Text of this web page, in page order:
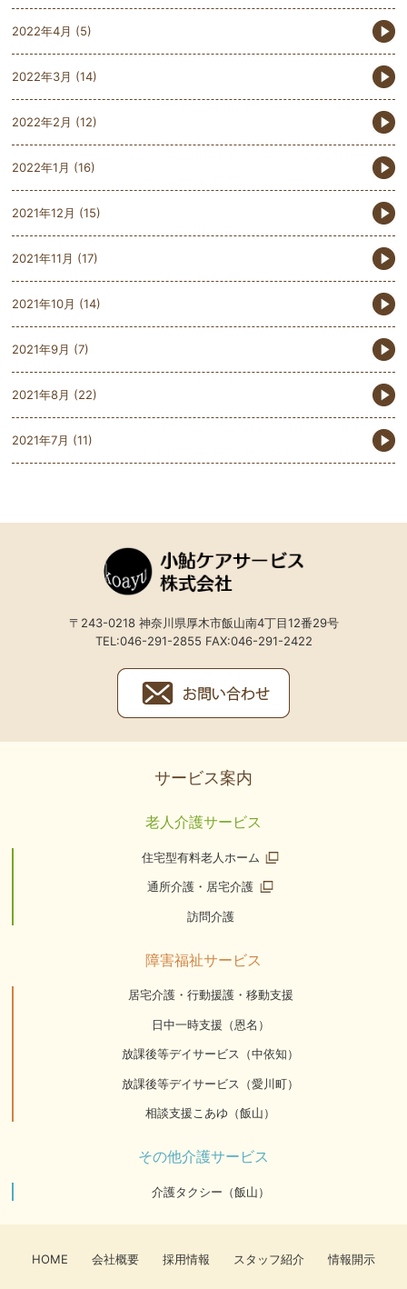
2022年4月 (5)
2022年3月 (14)
2022年2月 (12)
2022年1月 (16)
2021年12月 (15)
2021年11月 (17)
2021年10月 (14)
2021年9月 (7)
2021年8月 (22)
2021年7月 (11)
〒243-0218 神奈川県厚木市飯山南4丁目12番29号
TEL:046-291-2855 FAX:046-291-2422
サービス案内
老人介護サービス
住宅型有料老人ホーム
通所介護・居宅介護
訪問介護
障害福祉サービス
居宅介護・行動援護・移動支援
日中一時支援（恩名）
放課後等デイサービス（中依知）
放課後等デイサービス（愛川町）
相談支援こあゆ（飯山）
その他介護サービス
介護タクシー（飯山）
HOME 会社概要 採用情報 スタッフ紹介 情報開示